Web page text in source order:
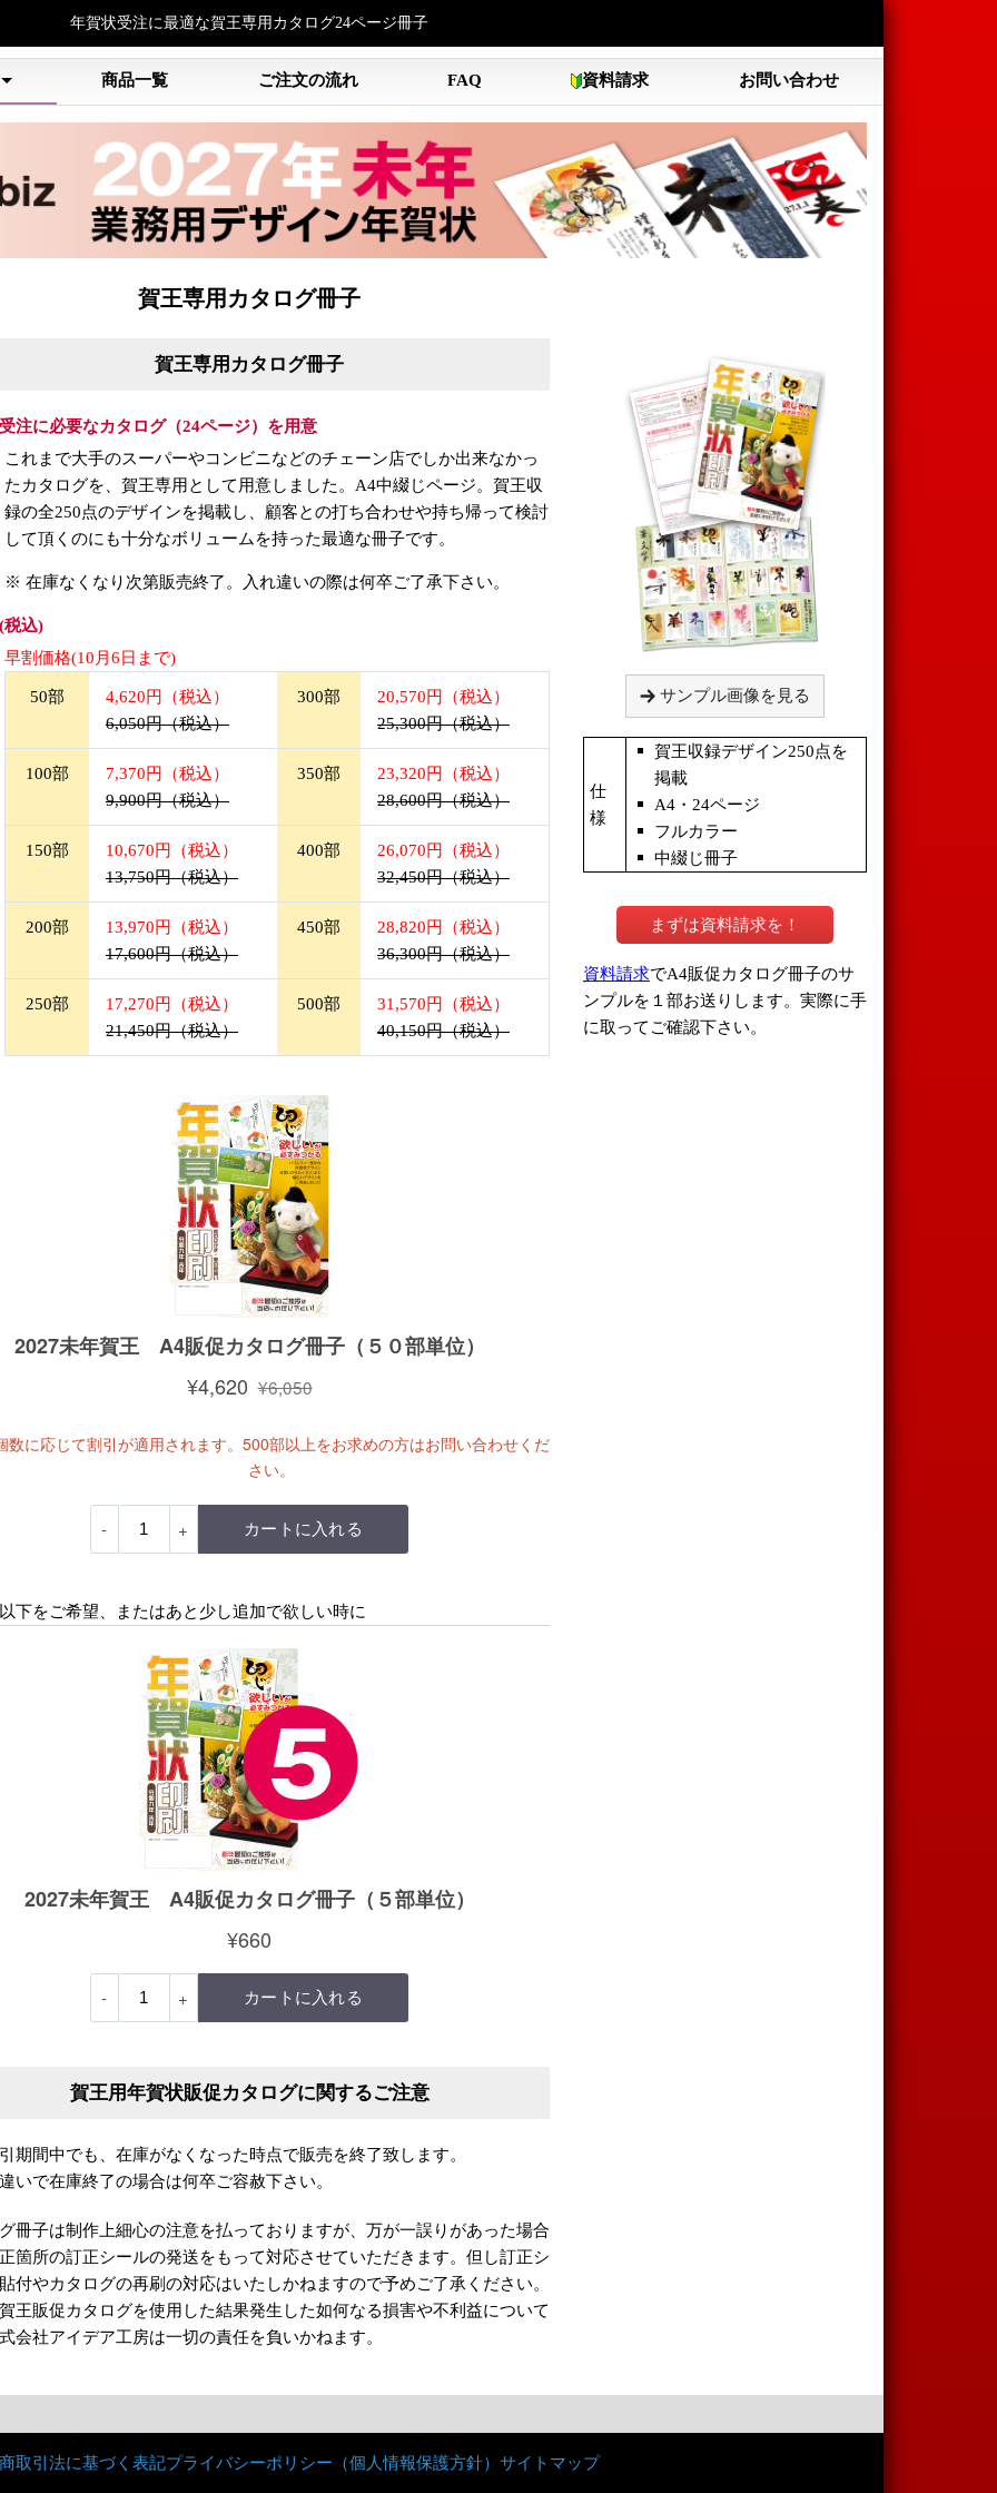
年賀状受注に最適な賀王専用カタログ24ページ冊子
商品一覧 ご注文の流れ FAQ 資料請求 お問い合わせ
賀王専用カタログ冊子
賀王専用カタログ冊子
注に必要なカタログ（24ページ）を用意
これまで大手のスーパーやコンビニなどのチェーン店でしか出来なかっ
たカタログを、賀王専用として用意しました。A4中綴じページ。賀王収
録の全250点のデザインを掲載し、顧客との打ち合わせや持ち帰って検討
して頂くのにも十分なボリュームを持った最適な冊子です。
※ 在庫なくなり次第販売終了。入れ違いの際は何卒ご了承下さい。
税込)
早割価格(10月6日まで)
50部
4,620円（税込）
6,050円（税込）
300部
20,570円（税込）
25,300円（税込）
100部
7,370円（税込）
9,900円（税込）
350部
23,320円（税込）
28,600円（税込）
150部
10,670円（税込）
13,750円（税込）
400部
26,070円（税込）
32,450円（税込）
200部
13,970円（税込）
17,600円（税込）
450部
28,820円（税込）
36,300円（税込）
250部
17,270円（税込）
21,450円（税込）
500部
31,570円（税込）
40,150円（税込）
下をご希望、またはあと少し追加で欲しい時に
賀王用年賀状販促カタログに関するご注意
期間中でも、在庫がなくなった時点で販売を終了致します。
いで在庫終了の場合は何卒ご容赦下さい。
冊子は制作上細心の注意を払っておりますが、万が一誤りがあった場合
箇所の訂正シールの発送をもって対応させていただきます。但し訂正シ
付やカタログの再刷の対応はいたしかねますので予めご了承ください。
王販促カタログを使用した結果発生した如何なる損害や不利益について
会社アイデア工房は一切の責任を負いかねます。
サンプル画像を見る
仕
様
賀王収録デザイン250点を
掲載
A4・24ページ
フルカラー
中綴じ冊子
まずは資料請求を！
資料請求でA4販促カタログ冊子のサ
ンプルを１部お送りします。実際に手
に取ってご確認下さい。
取引法に基づく表記プライバシーポリシー（個人情報保護方針） サイトマップ